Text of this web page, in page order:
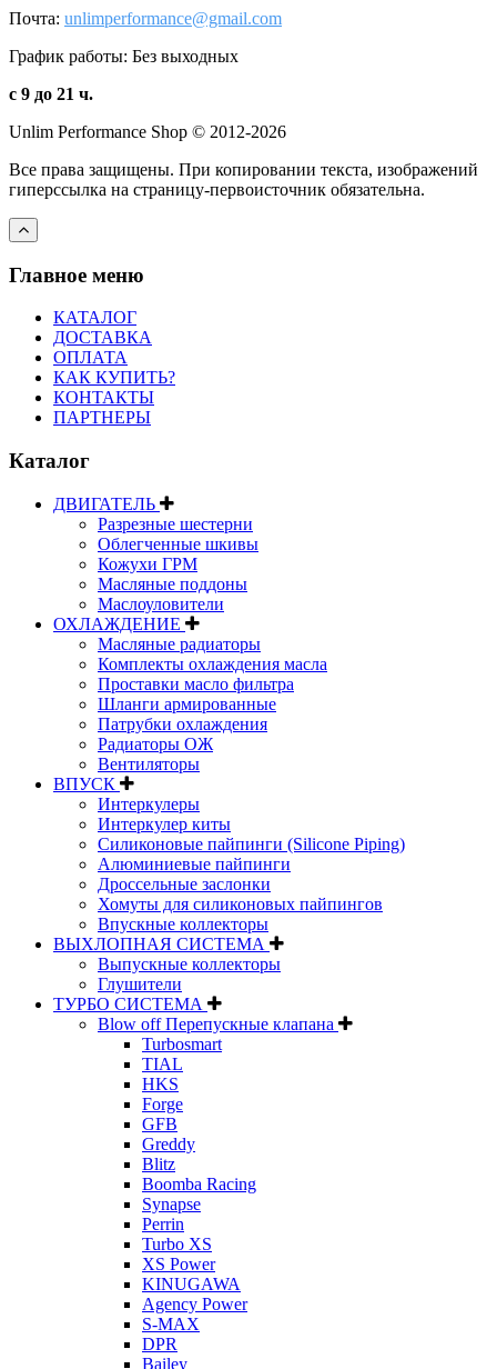
Почта: unlimperformance@gmail.com
График работы: Без выходных
с 9 до 21 ч.
Unlim Performance Shop © 2012-2026
Все права защищены. При копировании текста, изображений
гиперссылка на страницу-первоисточник обязательна.
Главное меню
КАТАЛОГ
ДОСТАВКА
ОПЛАТА
КАК КУПИТЬ?
КОНТАКТЫ
ПАРТНЕРЫ
Каталог
ДВИГАТЕЛЬ
Разрезные шестерни
Облегченные шкивы
Кожухи ГРМ
Масляные поддоны
Маслоуловители
ОХЛАЖДЕНИЕ
Масляные радиаторы
Комплекты охлаждения масла
Проставки масло фильтра
Шланги армированные
Патрубки охлаждения
Радиаторы ОЖ
Вентиляторы
ВПУСК
Интеркулеры
Интеркулер киты
Силиконовые пайпинги (Silicone Piping)
Алюминиевые пайпинги
Дроссельные заслонки
Хомуты для силиконовых пайпингов
Впускные коллекторы
ВЫХЛОПНАЯ СИСТЕМА
Выпускные коллекторы
Глушители
ТУРБО СИСТЕМА
Blow off Перепускные клапана
Turbosmart
TIAL
HKS
Forge
GFB
Greddy
Blitz
Boomba Racing
Synapse
Perrin
Turbo XS
XS Power
KINUGAWA
Agency Power
S-MAX
DPR
Bailey